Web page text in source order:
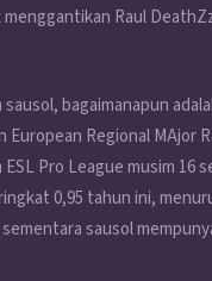
Raul
bagaimanapun
Regional MAjor
Pro League musim 16
0,95 tahun ini,
sausol